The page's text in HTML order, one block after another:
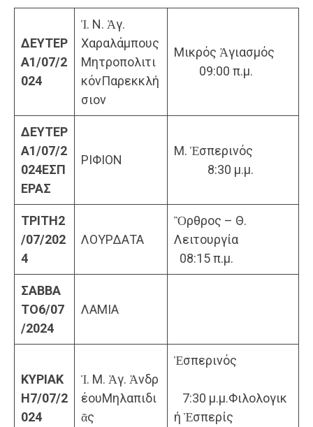
ΔΕΥΤΕΡ
Α1/07/2
024
Ἱ. Ν. Ἁγ.
Χαραλάμπους
Μητροπολιτι
κόνΠαρεκκλή
σιον
Μικρός Ἁγιασμός
09:00 π.μ.
ΔΕΥΤΕΡ
Α1/07/2
024ΕΣΠ
ΕΡΑΣ
ΡΙΦΙΟΝ
Μ. Ἑσπερινός
8:30 μ.μ.
ΤΡΙΤΗ2
/07/202
4
ΛΟΥΡΔΑΤΑ
Ὂρθρος – Θ.
Λειτουργία
08:15 π.μ.
ΣΑΒΒΑ
ΤΟ6/07
/2024
ΛΑΜΙΑ
ΚΥΡΙΑΚ
Η7/07/2
024
Ἱ. Μ. Ἁγ. Ἀνδρ
έουΜηλαπιδι
ᾶς
Ἑσπερινός
7:30 μ.μ.Φιλολογικ
ή Ἑσπερίς